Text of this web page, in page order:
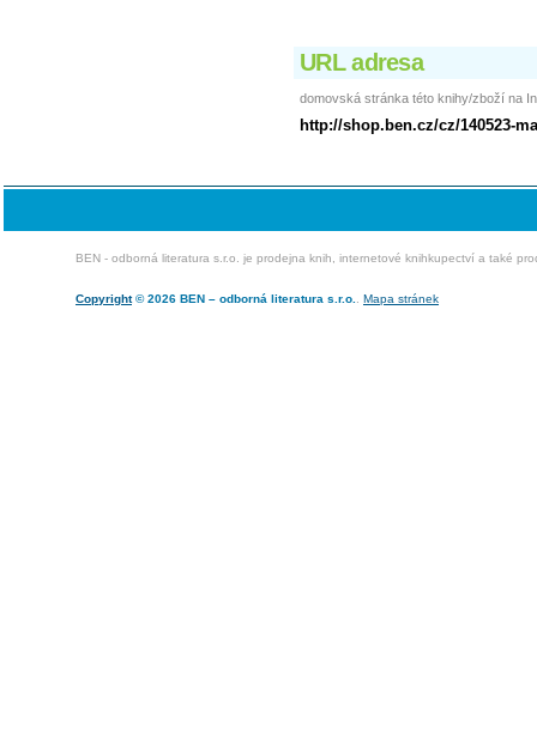
URL adresa
domovská stránka této knihy/zboží na
http://shop.ben.cz/cz/140523-
BEN - odborná literatura s.r.o. je prodejna knih, internetové knihkupectví a také
Copyright© 2026 BEN – odborná literatura s.r.o. Mapa stránek